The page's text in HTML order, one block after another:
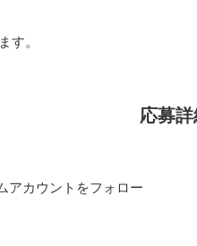
す。
応募
アカウントをフォロー